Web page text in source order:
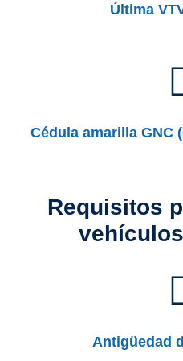
Última
Cédula amarilla GNC
Requisitos
Antigüedad